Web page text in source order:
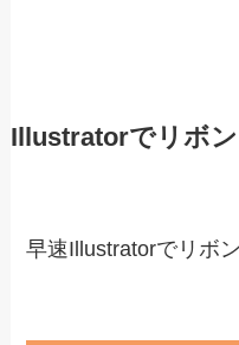
Illustratorでリボ
早速Illustratorでリボ